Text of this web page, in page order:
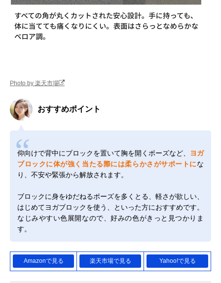
Photo by 楽天市場
おすすめポイント
仰向けで背中にブロックを置いて胸を開くポーズなど、
ヨガ
ブロックに体が強く当たる際には柔らかさがサポートにな
り、不安や緊張から解放されます。
ブロックに身をゆだねるポーズを多くとる、軽さが欲しい、
はじめてヨガブロックを使う、といった方におすすめです。
なじみやすい色展開なので、好みの色がきっと見つかりま
す。
Amazonで見る 楽天市場で見る Yahoo!で見る